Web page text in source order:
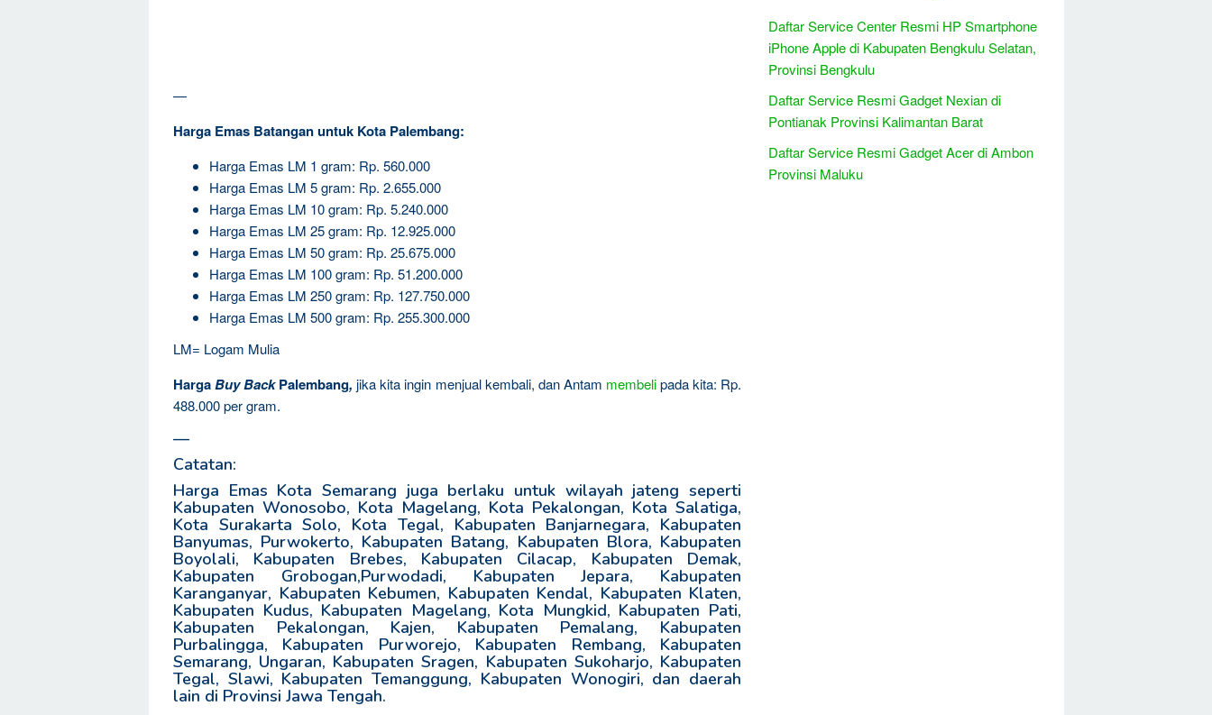
—
Harga Emas Batangan untuk Kota Palembang:
Harga Emas LM 1 gram: Rp. 560.000
Harga Emas LM 5 gram: Rp. 2.655.000
Harga Emas LM 10 gram: Rp. 5.240.000
Harga Emas LM 25 gram: Rp. 12.925.000
Harga Emas LM 50 gram: Rp. 25.675.000
Harga Emas LM 100 gram: Rp. 51.200.000
Harga Emas LM 250 gram: Rp. 127.750.000
Harga Emas LM 500 gram: Rp. 255.300.000
LM= Logam Mulia
HargaBuy BackPalembang, jika kita ingin menjual kembali, dan Antam membelipada kita: Rp.
488.000 per gram.
—
Catatan:
Harga Emas Kota Semarang juga berlaku untuk wilayah jateng seperti
Kabupaten Wonosobo, Kota Magelang, Kota Pekalongan, Kota Salatiga,
Kota Surakarta Solo, Kota Tegal, Kabupaten Banjarnegara, Kabupaten
Banyumas, Purwokerto, Kabupaten Batang, Kabupaten Blora, Kabupaten
Boyolali, Kabupaten Brebes, Kabupaten Cilacap, Kabupaten Demak,
Kabupaten Grobogan,Purwodadi, Kabupaten Jepara, Kabupaten
Karanganyar, Kabupaten Kebumen, Kabupaten Kendal, Kabupaten Klaten,
Kabupaten Kudus, Kabupaten Magelang, Kota Mungkid, Kabupaten Pati,
Kabupaten Pekalongan, Kajen, Kabupaten Pemalang, Kabupaten
Purbalingga, Kabupaten Purworejo, Kabupaten Rembang, Kabupaten
Semarang, Ungaran, Kabupaten Sragen, Kabupaten Sukoharjo, Kabupaten
Tegal, Slawi, Kabupaten Temanggung, Kabupaten Wonogiri, dan daerah
lain di Provinsi Jawa Tengah.
Daftar Service Center Resmi HP Smartphone
iPhone Apple di Kabupaten Bengkulu Selatan,
Provinsi Bengkulu
Daftar Service Resmi Gadget Nexian di
Pontianak Provinsi Kalimantan Barat
Daftar Service Resmi Gadget Acer di Ambon
Provinsi Maluku